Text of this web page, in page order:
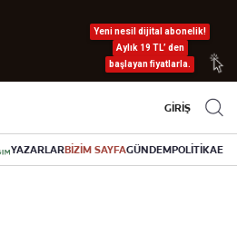
Yeni nesil dijital abonelik!
Aylık 19 TL’ den
başlayan fiyatlarla.
GİRİŞ
YAZARLARBİZİM SAYFAGÜNDEMPOLİTİKA